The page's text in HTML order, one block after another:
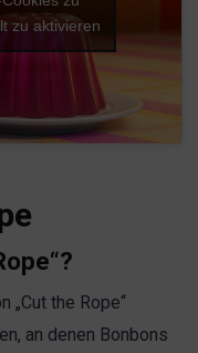
zu aktivieren
„Cut the Rope“
an denen Bonbons